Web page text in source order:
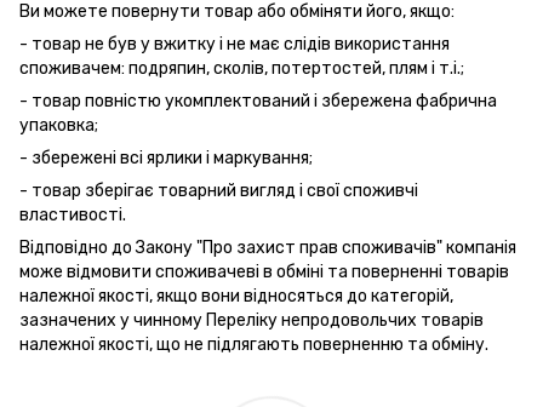
Ви можете повернути товар або обміняти його, якщо:
- товар не був у вжитку і не має слідів використання
споживачем: подряпин, сколів, потертостей, плям і т.і.;
- товар повністю укомплектований і збережена фабрична
упаковка;
- збережені всі ярлики і маркування;
- товар зберігає товарний вигляд і свої споживчі
властивості.
Відповідно до Закону "Про захист прав споживачів" компанія
може відмовити споживачеві в обміні та поверненні товарів
належної якості, якщо вони відносяться до категорій,
зазначених у чинному Переліку непродовольчих товарів
належної якості, що не підлягають поверненню та обміну.